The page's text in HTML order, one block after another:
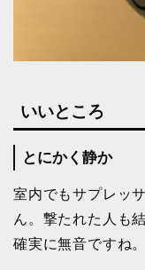
いいところ
とにかく静か
室内でもサプレッ
ん。撃たれた人も
確実に無音ですね。